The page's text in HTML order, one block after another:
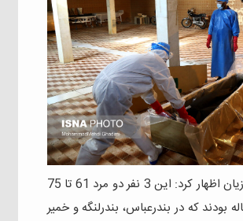
دکتر فاطمه نوروزیان اظهار کرد: این 3 نفر دو مرد 61 تا 75
زن 83 ساله بودند که در بندرعباس، بندرلنگه و خمیر